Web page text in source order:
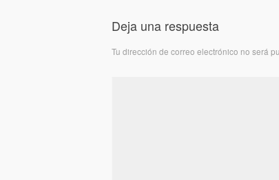
Deja una respuesta
Tu dirección de correo electrónico no será